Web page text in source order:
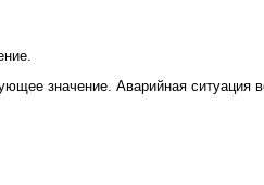
значение. Аварийная ситуация